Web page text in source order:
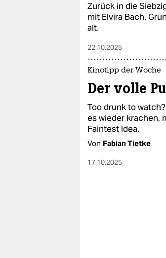
Zurück in die
mit Elvira Bach.
alt.
22.10.2025
Kinotipp der Woche
Der volle
Too drunk to
es wieder krachen,
Faintest Idea.
Von Fabian Tietke
17.10.2025